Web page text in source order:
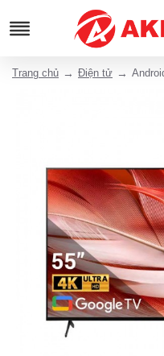
Trang chủ Điện tử